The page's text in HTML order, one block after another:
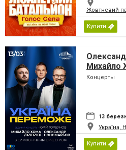
Жовтневий
Купити
Михайло
Концерты
13
Україна,
Купити